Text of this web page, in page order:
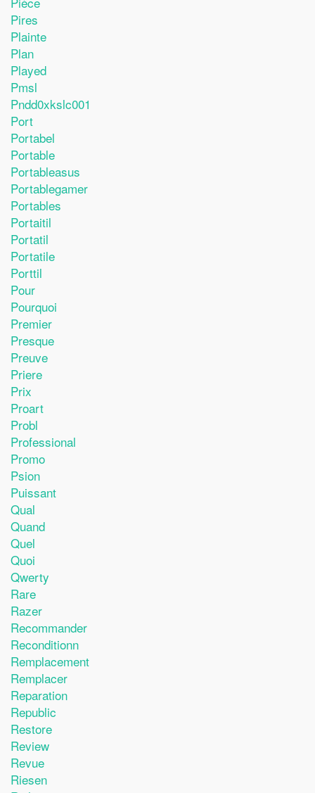
Pires
Plainte
Plan
Played
Pmsl
Pndd0xkslc001
Port
Portabel
Portable
Portableasus
Portablegamer
Portables
Portaitil
Portatil
Portatile
Porttil
Pour
Pourquoi
Premier
Presque
Preuve
Priere
Prix
Proart
Probl
Professional
Promo
Psion
Puissant
Qual
Quand
Quel
Quoi
Qwerty
Rare
Razer
Recommander
Reconditionn
Remplacement
Remplacer
Reparation
Republic
Restore
Review
Revue
Riesen